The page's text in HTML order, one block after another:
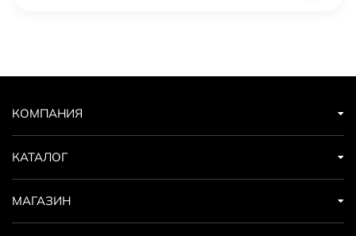
КОМПАНИЯ
КАТАЛОГ
МАГАЗИН